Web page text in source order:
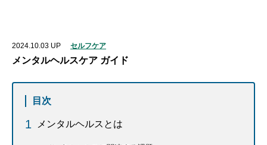
2024.10.03 UP セルフケア
メンタルヘルスケア ガイド
目次
メンタルヘルスとは